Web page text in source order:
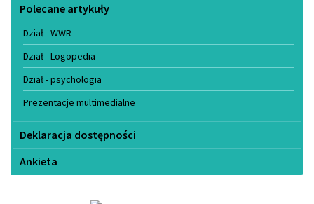
Polecane artykuły
Dział - WWR
Dział - Logopedia
Dział - psychologia
Prezentacje multimedialne
Deklaracja dostępności
Ankieta